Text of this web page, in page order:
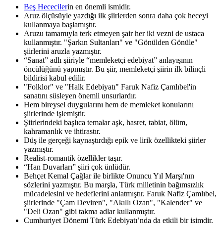
Beş Hececilerin en önemli ismidir.
Aruz ölçüsüyle yazdığı ilk şiirlerden sonra daha çok heceyi
kullanmaya başlamıştır.
Aruzu tamamıyla terk etmeyen şair her iki vezni de ustaca
kullanmıştır. "Şarkın Sultanları" ve "Gönülden Gönüle"
şiirlerini aruzla yazmıştır.
“Sanat” adlı şiiriyle “memleketçi edebiyat” anlayışının
öncülüğünü yapmıştır. Bu şiir, memleketçi şiirin ilk bilinçli
bildirisi kabul edilir.
"Folklor" ve "Halk Edebiyatı" Faruk Nafiz Çamlıbel'in
sanatını süsleyen önemli unsurlardır.
Hem bireysel duygularını hem de memleket konularını
şiirlerinde işlemiştir.
Şiirlerindeki başlıca temalar aşk, hasret, tabiat, ölüm,
kahramanlık ve ihtirastır.
Düş ile gerçeği kaynaştırdığı epik ve lirik özellikteki şiirler
yazmıştır.
Realist-romantik özellikler taşır.
“Han Duvarları” şiiri çok ünlüdür.
Behçet Kemal Çağlar ile birlikte Onuncu Yıl Marşı'nın
sözlerini yazmıştır. Bu marşla, Türk milletinin bağımsızlık
mücadelesini ve hedeflerini anlatmıştır. Faruk Nafiz Çamlıbel,
şiirlerinde "Çam Deviren", "Akıllı Ozan", "Kalender" ve
"Deli Ozan" gibi takma adlar kullanmıştır.
Cumhuriyet Dönemi Türk Edebiyatı’nda da etkili bir isimdir.